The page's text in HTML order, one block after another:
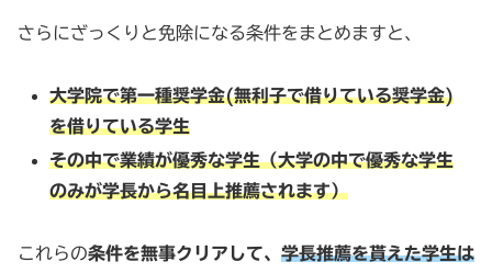
さらにざっくりと免除になる条件をまとめますと、
大学院で第一種奨学金(無利子で借りている奨学金)
を借りている学生
その中で業績が優秀な学生（大学の中で優秀な学生
のみが学長から名目上推薦されます）
これらの条件を無事クリアして、 学長推薦を貰えた学生は